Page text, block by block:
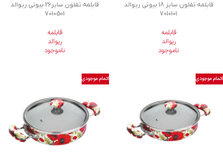
قابلمه تفلون سایز 18 بیوتی ریوالد
7010101
قابلمه
ریوالد
ناموجود
قابلمه تفلون سایز26 بیوتی ریوالد
7010501
قابلمه
ریوالد
ناموجود
اتمام موجودی اتمام موجودی